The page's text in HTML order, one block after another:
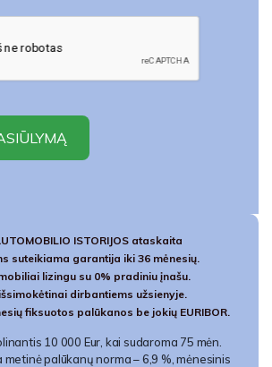
ISTORIJOS ataskaita
suteikiama garantija iki 36 mėnesių.
lizingu su 0% pradiniu įnašu.
dirbantiems užsienyje.
fiksuotos palūkanos be jokių EURIBOR.
10 000 Eur, kai sudaroma 75 mėn.
palūkanų norma – 6,9 %, mėnesinis